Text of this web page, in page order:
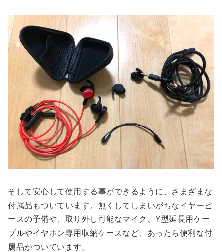
そして安心して使用する事ができるように、さまざまな
付属品もついています。無くしてしまいがちなイヤーピ
ースの予備や、取り外し可能なマイク、Y型延長用ケー
ブルやイヤホン専用収納ケースなど、あったら便利な付
属品がついています。